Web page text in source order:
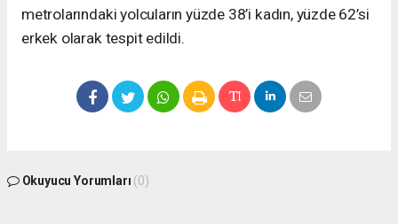
metrolarındaki yolcuların yüzde 38’i kadın, yüzde 62’si
erkek olarak tespit edildi.
Okuyucu Yorumları (0)